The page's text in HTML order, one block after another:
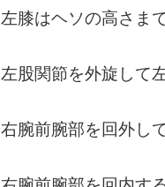
左膝はヘソの高さま
左股関節を外旋して
右腕前腕部を回外し